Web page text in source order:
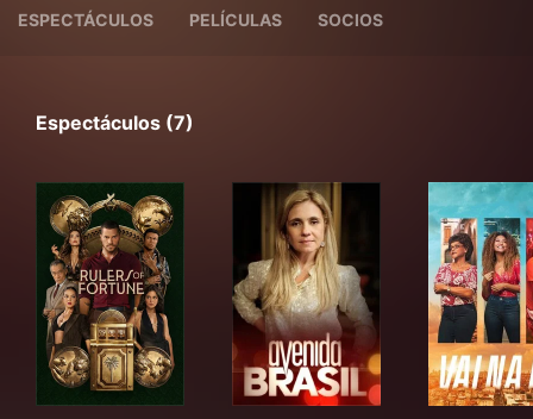
ESPECTÁCULOS PELÍCULAS SOCIOS
Espectáculos (7)